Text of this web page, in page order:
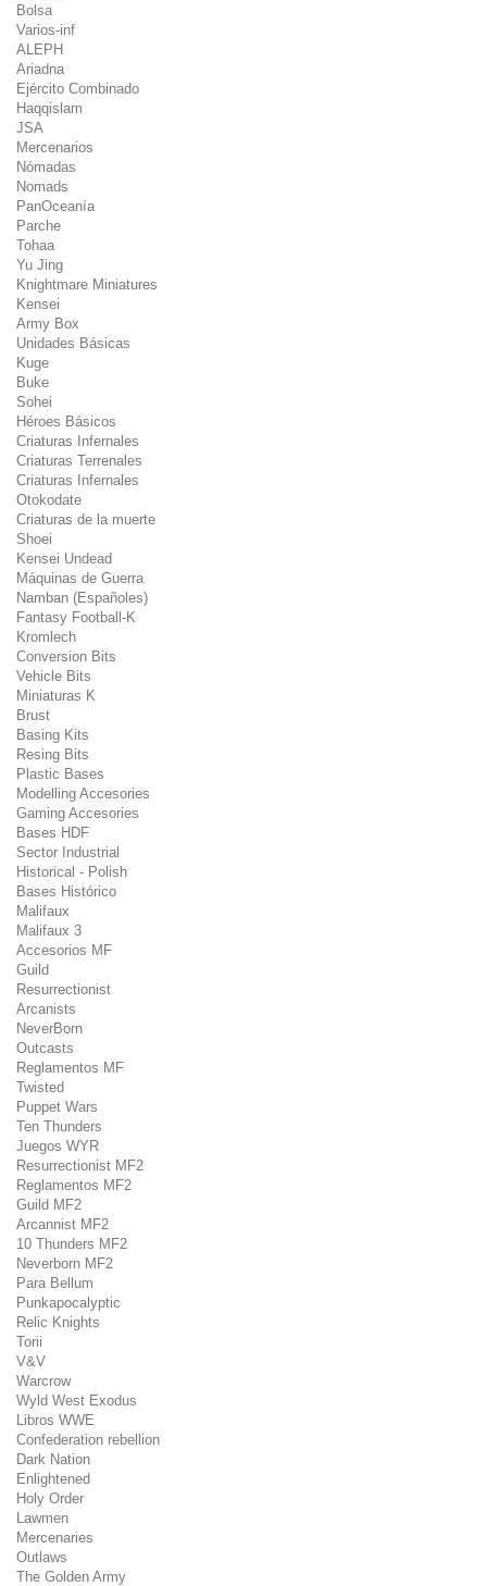
Bolsa
Varios-inf
ALEPH
Ariadna
Ejército Combinado
Haqqislam
JSA
Mercenarios
Nómadas
Nomads
PanOceanía
Parche
Tohaa
Yu Jing
Knightmare Miniatures
Kensei
Army Box
Unidades Básicas
Kuge
Buke
Sohei
Héroes Básicos
Criaturas Infernales
Criaturas Terrenales
Criaturas Infernales
Otokodate
Criaturas de la muerte
Shoei
Kensei Undead
Máquinas de Guerra
Namban (Españoles)
Fantasy Football-K
Kromlech
Conversion Bits
Vehicle Bits
Miniaturas K
Brust
Basing Kits
Resing Bits
Plastic Bases
Modelling Accesories
Gaming Accesories
Bases HDF
Sector Industrial
Historical - Polish
Bases Histórico
Malifaux
Malifaux 3
Accesorios MF
Guild
Resurrectionist
Arcanists
NeverBorn
Outcasts
Reglamentos MF
Twisted
Puppet Wars
Ten Thunders
Juegos WYR
Resurrectionist MF2
Reglamentos MF2
Guild MF2
Arcannist MF2
10 Thunders MF2
Neverborn MF2
Para Bellum
Punkapocalyptic
Relic Knights
Torii
V&V
Warcrow
Wyld West Exodus
Libros WWE
Confederation rebellion
Dark Nation
Enlightened
Holy Order
Lawmen
Mercenaries
Outlaws
The Golden Army